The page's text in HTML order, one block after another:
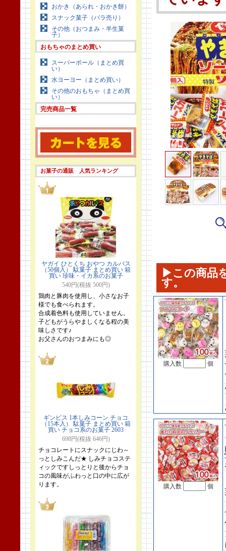
おかき（あられ・おかき餅）
スナック菓子（バラ売り）
その他（おつまみ・半生菓
子）
おもちゃのまとめ買い
スーパーボール（まとめ買
い）
水ヨーヨー（まとめ買い）
その他のおもちゃ（まとめ買
い）
完売商品一覧
お菓子の通販 人気ランキング
ヤガイ ひとくち おやつ カルパス
（50個入） 駄菓子 まとめ買い 箱
買い 珍味・イカ系のお菓子
540円(税抜 500円)
鶏肉と豚肉を使用し、小さなお子
様でも食べられます。
合成着色料も使用していません。
子どもがうらやましくなる程の美
味しさです♪
お父さんのおつまみにも◎
ギンビス 1本しみコーン チョコ
（15本入） 駄菓子 まとめ買い 箱
買い チョコ系のお菓子 2603
698円(税抜 646円)
チョコレートにスナックにじわ～
っとしみこんだ★ しみチョコステ
ィックですしっとりと後からチョ
コの風味がふわっと口の中に広が
ります。
▶この商品
す。
購入数 個
購入数 個